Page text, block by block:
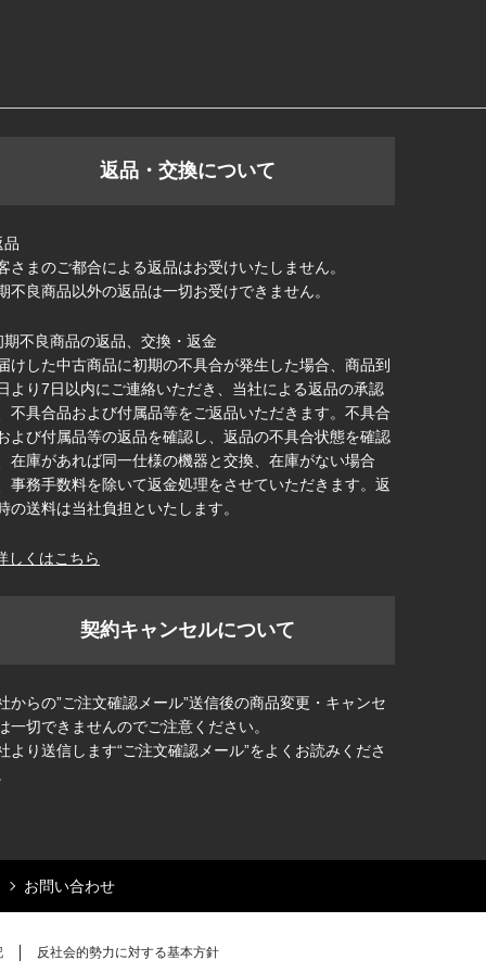
返品・交換について
品
さまのご都合による返品はお受けいたしません。
不良商品以外の返品は一切お受けできません。
期不良商品の返品、交換・返金
けした中古商品に初期の不具合が発生した場合、商品到
より7日以内にご連絡いただき、当社による返品の承認
不具合品および付属品等をご返品いただきます。不具合
よび付属品等の返品を確認し、返品の不具合状態を確認
在庫があれば同一仕様の機器と交換、在庫がない場合
事務手数料を除いて返金処理をさせていただきます。返
の送料は当社負担といたします。
しくはこちら
契約キャンセルについて
からの”ご注文確認メール”送信後の商品変更・キャンセ
一切できませんのでご注意ください。
より送信します“ご注文確認メール”をよくお読みくださ
お問い合わせ
反社会的勢力に対する基本方針